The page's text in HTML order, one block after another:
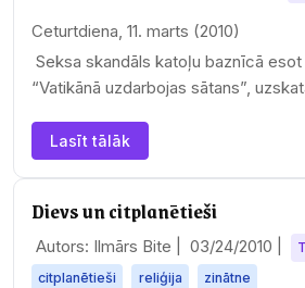
Ceturtdiena, 11. marts (2010)
Seksa skandāls katoļu baznīcā
“Vatikānā uzdarbojas sātans”,
Lasīt tālāk
Dievs un citplanētieši
Autors: Ilmārs Bite | 03/24/2010
citplanētieši reliģija zinātne